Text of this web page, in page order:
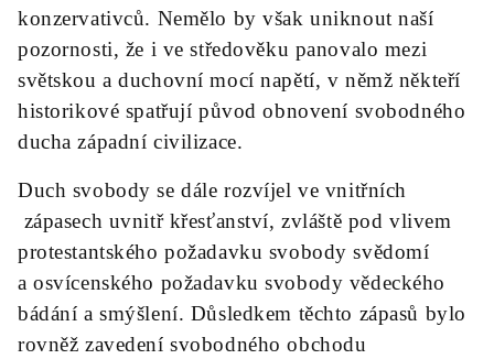
konzervativců. Nemělo by však uniknout naší
pozornosti, že i ve středověku panovalo mezi
světskou a duchovní mocí napětí, v němž někteří
historikové spatřují původ obnovení svobodného
ducha západní civilizace.
Duch svobody se dále rozvíjel ve vnitřních
zápasech uvnitř křesťanství, zvláště pod vlivem
protestantského požadavku svobody svědomí
a osvícenského požadavku svobody vědeckého
bádání a smýšlení. Důsledkem těchto zápasů bylo
rovněž zavedení svobodného obchodu